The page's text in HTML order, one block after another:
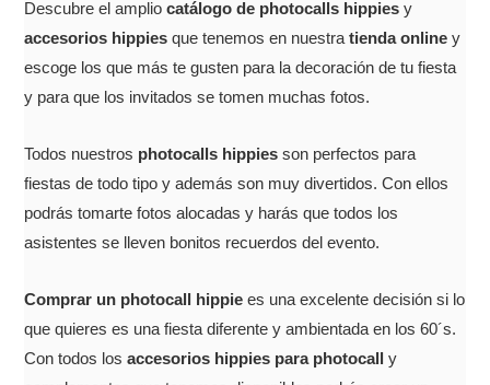
Descubre el ampliocatálogo de photocalls hippies y
accesorios hippies que tenemos en nuestratienda online y
escoge los que más te gusten para la decoración de tu fiesta
y para que los invitados se tomen muchas fotos.
Todos nuestros photocalls hippies son perfectos para
fiestas de todo tipo y además son muy divertidos. Con ellos
podrás tomarte fotos alocadas y harás que todos los
asistentes se lleven bonitos recuerdos del evento.
Comprar un photocall hippie es una excelente decisión si lo
que quieres es una fiesta diferente y ambientada en los 60´s.
Con todos losaccesorios hippies para photocall
y